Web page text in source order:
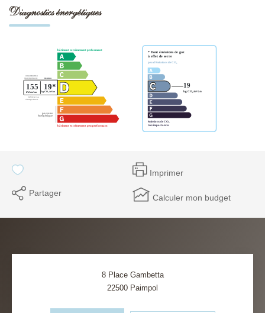
Diagnostics énergétiques
Imprimer
Partager Calculer mon budget
8 Place Gambetta
22500 Paimpol